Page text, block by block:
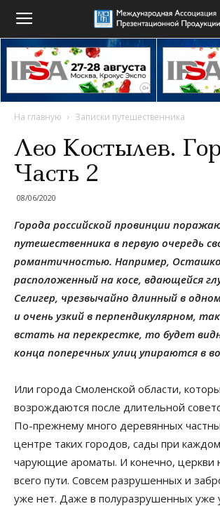
На главную Записки путешественника
Лео Костылев.
Часть 2
08/06/2020
Города российской провинции
путешественника в первую очередь
романтичностью. Например,
расположенный на косе, вдающейся
Селигер, чрезвычайно длинный в
и очень узкий в перпендикулярном,
встать на перекрестке, то будет
конца поперечных улиц упираются в
Или города Смоленской области,
возрождаются после длительной
По-прежнему много деревянных
центре таких городов, сады при
чарующие ароматы. И конечно, церкви
всего пути. Совсем разрушенных и
уже нет. Даже в полуразрушенных уже